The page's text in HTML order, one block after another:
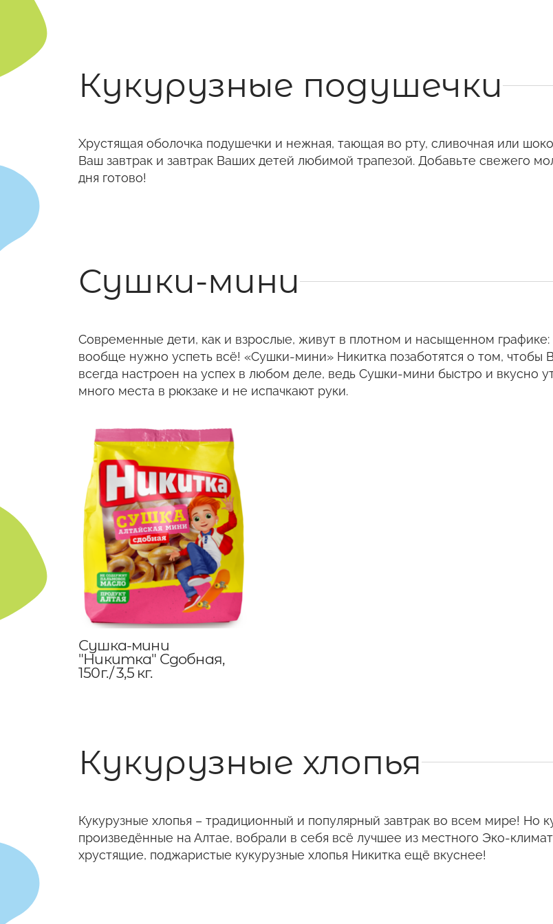
Кукурузные подушечки
Хрустящая оболочка подушечки и нежная, тающая во рту, сливочная или
Ваш завтрак и завтрак Ваших детей любимой трапезой. Добавьте свежего
дня готово!
Сушки-мини
Современные дети, как и взрослые, живут в плотном и насыщенном графике:
вообще нужно успеть всё! «Сушки-мини» Никитка позаботятся о том, чтобы
всегда настроен на успех в любом деле, ведь Сушки-мини быстро и вкусно
много места в рюкзаке и не испачкают руки.
Сушка-мини
"Никитка" Сдобная,
150г./ 3,5 кг.
Кукурузные хлопья
Кукурузные хлопья – традиционный и популярный завтрак во всем мире! Но
произведённые на Алтае, вобрали в себя всё лучшее из местного Эко-
хрустящие, поджаристые кукурузные хлопья Никитка ещё вкуснее!